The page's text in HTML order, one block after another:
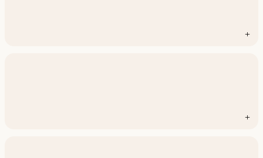
+
+